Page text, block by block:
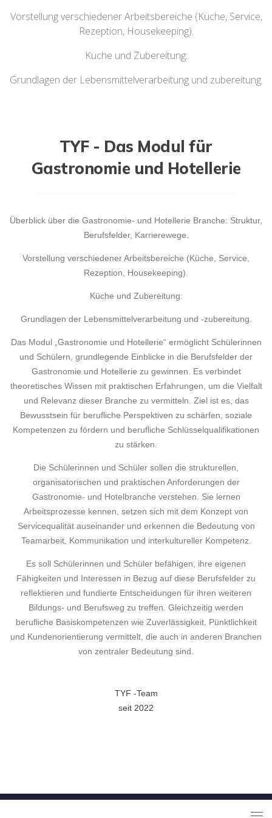
Vorstellung verschiedener Arbeitsbereiche (Küche, Service,
Rezeption, Housekeeping).
Küche und Zubereitung:
Grundlagen der Lebensmittelverarbeitung und zubereitung.
TYF - Das Modul für
Gastronomie und Hotellerie
Überblick über die Gastronomie- und Hotellerie Branche: Struktur,
Berufsfelder, Karrierewege.
Vorstellung verschiedener Arbeitsbereiche (Küche, Service,
Rezeption, Housekeeping).
Küche und Zubereitung:
Grundlagen der Lebensmittelverarbeitung und -zubereitung.
Das Modul „Gastronomie und Hotellerie“ ermöglicht Schülerinnen
und Schülern, grundlegende Einblicke in die Berufsfelder der
Gastronomie und Hotellerie zu gewinnen. Es verbindet
theoretisches Wissen mit praktischen Erfahrungen, um die Vielfalt
und Relevanz dieser Branche zu vermitteln. Ziel ist es, das
Bewusstsein für berufliche Perspektiven zu schärfen, soziale
Kompetenzen zu fördern und berufliche Schlüsselqualifikationen
zu stärken.
Die Schülerinnen und Schüler sollen die strukturellen,
organisatorischen und praktischen Anforderungen der
Gastronomie- und Hotelbranche verstehen. Sie lernen
Arbeitsprozesse kennen, setzen sich mit dem Konzept von
Servicequalität auseinander und erkennen die Bedeutung von
Teamarbeit, Kommunikation und interkultureller Kompetenz.
Es soll Schülerinnen und Schüler befähigen, ihre eigenen
Fähigkeiten und Interessen in Bezug auf diese Berufsfelder zu
reflektieren und fundierte Entscheidungen für ihren weiteren
Bildungs- und Berufsweg zu treffen. Gleichzeitig werden
berufliche Basiskompetenzen wie Zuverlässigkeit, Pünktlichkeit
und Kundenorientierung vermittelt, die auch in anderen Branchen
von zentraler Bedeutung sind.
TYF -Team
seit 2022